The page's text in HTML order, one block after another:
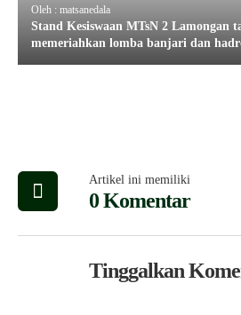
Oleh : matsanedala
Stand Kesiswaan MTsN 2 Lamongan
memeriahkan lomba banjari dan
Artikel ini memiliki
0 Komentar
Tinggalkan